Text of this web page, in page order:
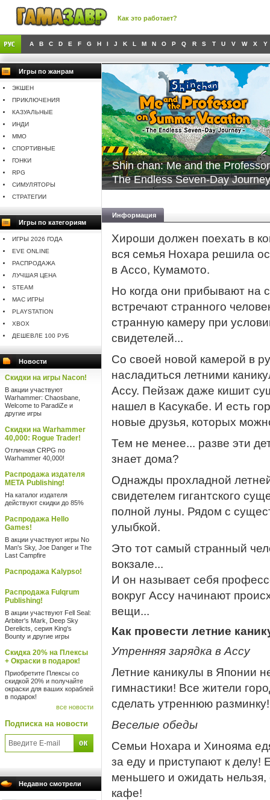
Как это работает?
A B C D E F G H I J K L M N O P Q R S T U V W X Y
Игры по жанрам
ЭКШЕН
ПРИКЛЮЧЕНИЯ
КАЗУАЛЬНЫЕ
ИНДИ
MMO
СПОРТИВНЫЕ
ГОНКИ
RPG
СИМУЛЯТОРЫ
СТРАТЕГИИ
Игры по категориям
ИГРЫ 2026 ГОДА
EVE ONLINE
РАСПРОДАЖА
ЛУЧШАЯ ЦЕНА
STEAM
MAC ИГРЫ
PLAYSTATION
XBOX
ДЕШЕВЛЕ 100 РУБ
Новости
Скидки на игры Nacon!
В акции участвуют
Warhammer: Chaosbane,
Welcome to ParadiZe и
другие игры
Скидки на Warhammer
40,000: Rogue Trader!
Отличная CRPG по
Warhammer 40,000!
Распродажа издателя
META Publishing!
На каталог издателя
действуют скидки до 85%
Распродажа Hello
Games!
В акции участвуют игры No
Man's Sky, Joe Danger и The
Last Campfire
Распродажа Kalypso!
Распродажа Fulqrum
Publishing!
В акции участвуют Fell Seal:
Arbiter's Mark, Deep Sky
Derelicts, серия King's
Bounty и другие игры
Скидка 20% на Плексы
+ Окраски в подарок!
Приобретите Плексы со
скидкой 20% и получайте
окраски для ваших кораблей
в подарок!
все новости
Подписка на новости
Недавно смотрели
Shin chan: Me and the
The Endless Seven-Day Journey
Информация
Хироши должен поехать в
вся семья Нохара решила
в Ассо, Кумамото.
Но когда они прибывают на
встречают странного
странную камеру при
свидетелей...
Со своей новой камерой в
насладиться летними
Ассу. Пейзаж даже кишит
нашел в Касукабе. И есть
новые друзья, которых
Тем не менее... разве эти
знает дома?
Однажды прохладной
свидетелем гигантского
полной луны. Рядом с
улыбкой.
Это тот самый странный
вокзале...
И он называет себя
вокруг Ассу начинают
вещи...
Как провести летние
Утренняя зарядка в Ассу
Летние каникулы в Японии
гимнастики! Все жители
сделать утреннюю
Веселые обеды
Семьи Нохара и Хинояма
за еду и приступают к
меньшего и ожидать
кафе!